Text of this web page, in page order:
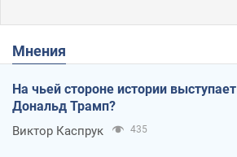
Мнения
На чьей стороне истории выступает
Дональд Трамп?
Виктор Каспрук 435